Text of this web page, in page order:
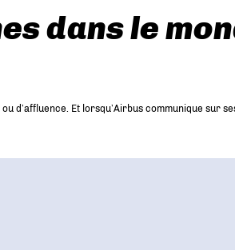
dans le
d’affluence. Et lorsqu’Airbus communique sur